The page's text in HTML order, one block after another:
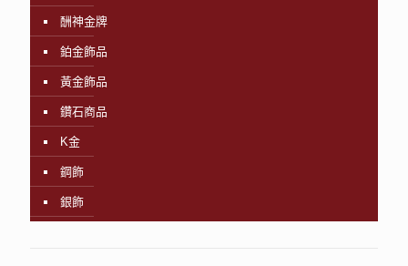
酬神金牌
鉑金飾品
黃金飾品
鑽石商品
K金
鋼飾
銀飾